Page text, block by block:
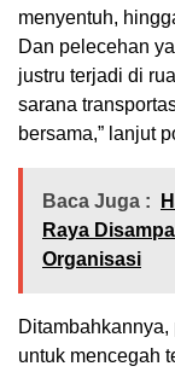
menyentuh,
Dan pelecehan
justru terjadi di
sarana
bersama,” lanjut
Baca Juga :
Raya
Organisasi
untuk mencegah